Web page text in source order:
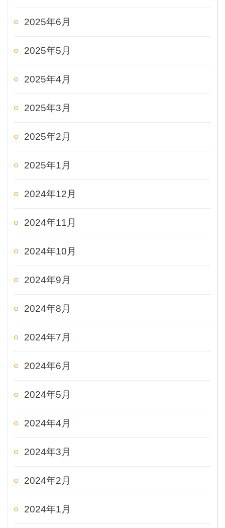
2025年6月
2025年5月
2025年4月
2025年3月
2025年2月
2025年1月
2024年12月
2024年11月
2024年10月
2024年9月
2024年8月
2024年7月
2024年6月
2024年5月
2024年4月
2024年3月
2024年2月
2024年1月